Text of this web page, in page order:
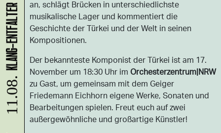
an, schlägt Brücken in unterschiedlichste
musikalische Lager und kommentiert die
Geschichte der Türkei und der Welt in seinen
Kompositionen.
Der bekannteste Komponist der Türkei ist am 17.
November um 18:30 Uhr im Orchesterzentrum|NRW
zu Gast, um gemeinsam mit dem Geiger
Friedemann Eichhorn eigene Werke, Sonaten und
Bearbeitungen spielen. Freut euch auf zwei
außergewöhnliche und großartige Künstler!
11.08.